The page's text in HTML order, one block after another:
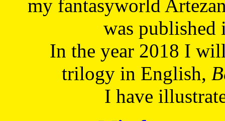
my fantasyworld
was published
In the year 2018 I
trilogy in English,
I have